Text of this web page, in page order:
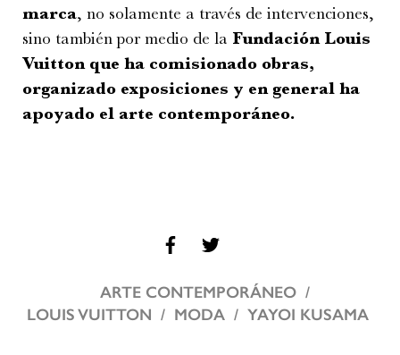
marca, no solamente a través de intervenciones,
sino también por medio de la Fundación Louis
Vuitton que ha comisionado obras,
organizado exposiciones y en general ha
apoyado el arte contemporáneo.
ARTE CONTEMPORÁNEO
LOUIS VUITTON
MODA YAYOI KUSAMA